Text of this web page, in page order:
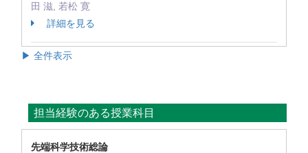
田 滋, 若松 寛
詳細を見る
▶ 全件表示
担当経験のある授業科目
先端科学技術総論